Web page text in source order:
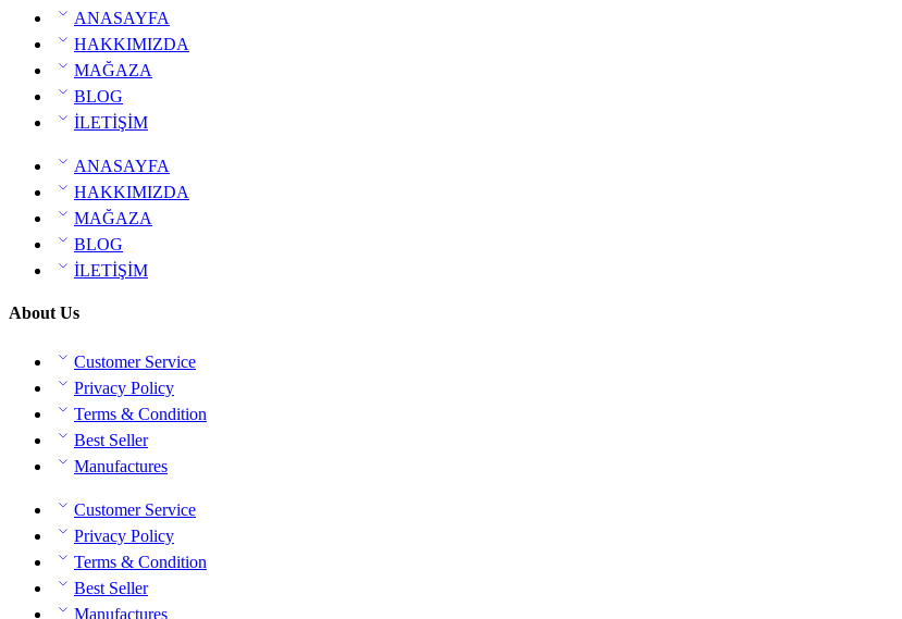
ANASAYFA
HAKKIMIZDA
MAĞAZA
BLOG
İLETİŞİM
ANASAYFA
HAKKIMIZDA
MAĞAZA
BLOG
İLETİŞİM
About Us
Customer Service
Privacy Policy
Terms & Condition
Best Seller
Manufactures
Customer Service
Privacy Policy
Terms & Condition
Best Seller
Manufactures